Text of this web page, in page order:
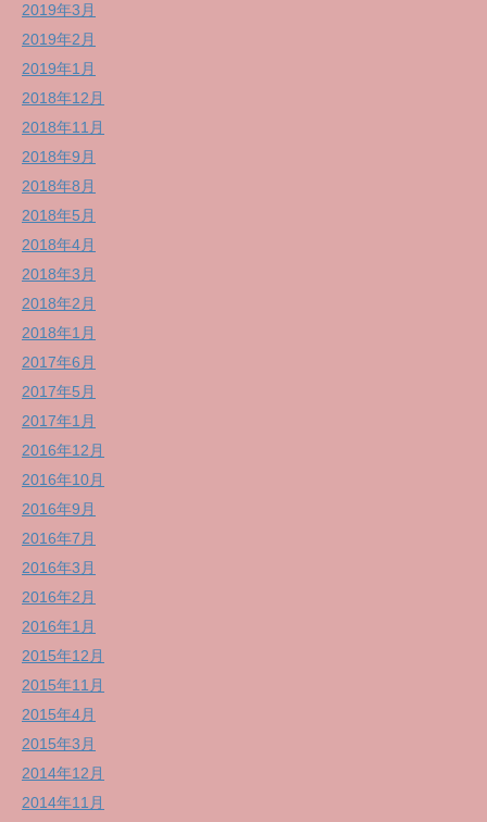
2019年3月
2019年2月
2019年1月
2018年12月
2018年11月
2018年9月
2018年8月
2018年5月
2018年4月
2018年3月
2018年2月
2018年1月
2017年6月
2017年5月
2017年1月
2016年12月
2016年10月
2016年9月
2016年7月
2016年3月
2016年2月
2016年1月
2015年12月
2015年11月
2015年4月
2015年3月
2014年12月
2014年11月